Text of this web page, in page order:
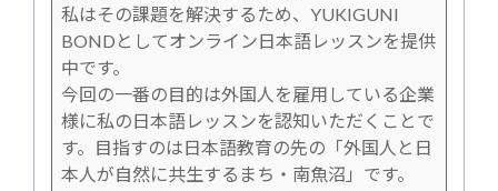
私はその課題を解決するため、YUKIGUNI
BONDとしてオンライン日本語レッスンを提供
中です。
今回の一番の目的は外国人を雇用している企業
様に私の日本語レッスンを認知いただくことで
す。目指すのは日本語教育の先の「外国人と日
本人が自然に共生するまち・南魚沼」です。